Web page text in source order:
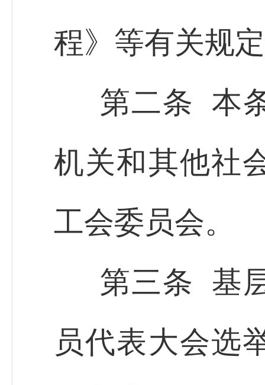
程》等有关规
第二条 本
机关和其他社
工会委员会。
第三条 基
员代表大会选